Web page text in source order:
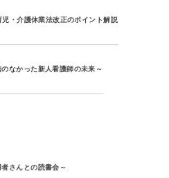
・介護休業法改正のポイント解説
なかった新人看護師の未来～
さんとの読書会～